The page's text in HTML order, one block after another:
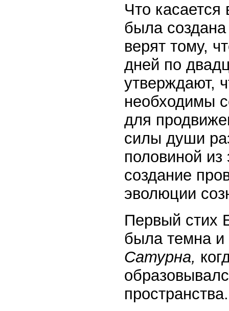
Что касается
была
верят тому,
дней по
утверждают,
необходимы
для
силы души
половиной
создание
эволюции
Первый стих
была темна
Сатурна,
пространства.